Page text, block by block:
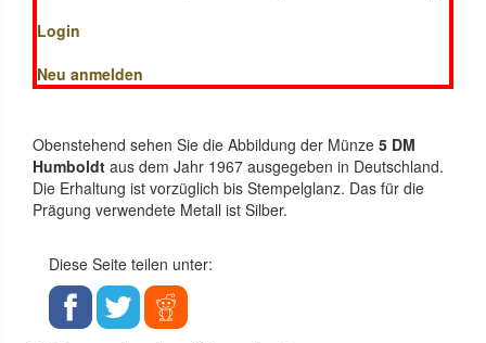
Login
Neu anmelden
Obenstehend sehen Sie die Abbildung der Münze 5 DM
Humboldt aus dem Jahr 1967 ausgegeben in Deutschland.
Die Erhaltung ist vorzüglich bis Stempelglanz. Das für die
Prägung verwendete Metall ist Silber.
Diese Seite teilen unter: